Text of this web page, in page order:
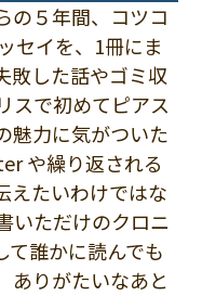
の５年間、コツコ
セイを、1冊にま
敗した話やゴミ収
スで初めてピアス
魅力に気がついた
や繰り返される
えたいわけではな
いただけのクロニ
て誰かに読んでも
ありがたいなあと